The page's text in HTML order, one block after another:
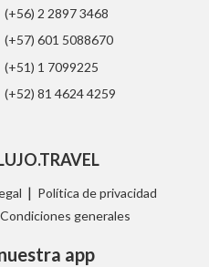
(+56) 2 2897 3468
(+57) 601 5088670
(+51) 1 7099225
(+52) 81 4624 4259
| Política de privacidad
Condiciones generales
app